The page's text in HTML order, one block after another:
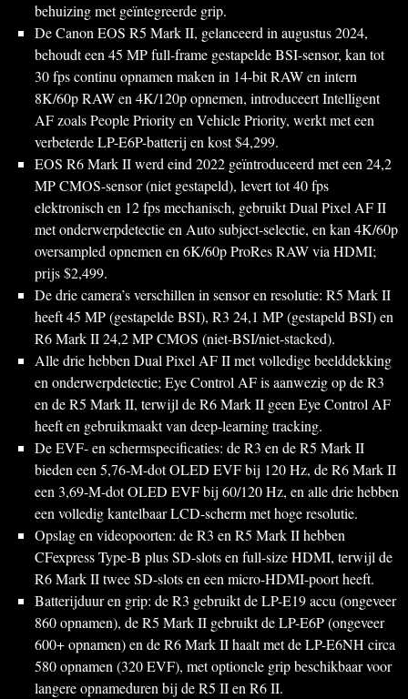
behuizing met geïntegreerde grip.
De Canon EOS R5 Mark II, gelanceerd in augustus 2024,
behoudt een 45 MP full-frame gestapelde BSI-sensor, kan tot
30 fps continu opnamen maken in 14-bit RAW en intern
8K/60p RAW en 4K/120p opnemen, introduceert Intelligent
AF zoals People Priority en Vehicle Priority, werkt met een
verbeterde LP-E6P-batterij en kost $4,299.
EOS R6 Mark II werd eind 2022 geïntroduceerd met een 24,2
MP CMOS-sensor (niet gestapeld), levert tot 40 fps
elektronisch en 12 fps mechanisch, gebruikt Dual Pixel AF II
met onderwerpdetectie en Auto subject-selectie, en kan 4K/60p
oversampled opnemen en 6K/60p ProRes RAW via HDMI;
prijs $2,499.
De drie camera’s verschillen in sensor en resolutie: R5 Mark II
heeft 45 MP (gestapelde BSI), R3 24,1 MP (gestapeld BSI) en
R6 Mark II 24,2 MP CMOS (niet-BSI/niet-stacked).
Alle drie hebben Dual Pixel AF II met volledige beelddekking
en onderwerpdetectie; Eye Control AF is aanwezig op de R3
en de R5 Mark II, terwijl de R6 Mark II geen Eye Control AF
heeft en gebruikmaakt van deep-learning tracking.
De EVF- en schermspecificaties: de R3 en de R5 Mark II
bieden een 5,76‑M-dot OLED EVF bij 120 Hz, de R6 Mark II
een 3,69‑M-dot OLED EVF bij 60/120 Hz, en alle drie hebben
een volledig kantelbaar LCD-scherm met hoge resolutie.
Opslag en videopoorten: de R3 en R5 Mark II hebben
CFexpress Type-B plus SD-slots en full-size HDMI, terwijl de
R6 Mark II twee SD-slots en een micro-HDMI-poort heeft.
Batterijduur en grip: de R3 gebruikt de LP-E19 accu (ongeveer
860 opnamen), de R5 Mark II gebruikt de LP-E6P (ongeveer
600+ opnamen) en de R6 Mark II haalt met de LP-E6NH circa
580 opnamen (320 EVF), met optionele grip beschikbaar voor
langere opnameduren bij de R5 II en R6 II.